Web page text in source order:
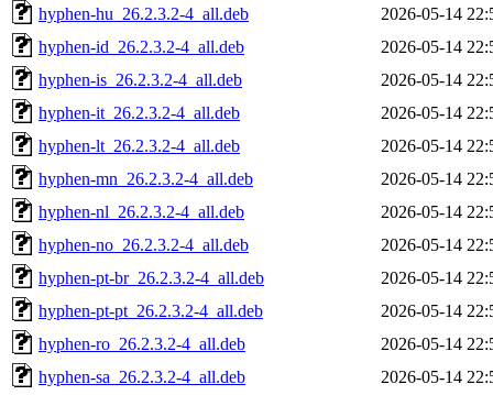
hyphen-hu_26.2.3.2-4_all.deb
2026-05-14
hyphen-id_26.2.3.2-4_all.deb
2026-05-14
hyphen-is_26.2.3.2-4_all.deb
2026-05-14
hyphen-it_26.2.3.2-4_all.deb
2026-05-14
hyphen-lt_26.2.3.2-4_all.deb
2026-05-14
hyphen-mn_26.2.3.2-4_all.deb
2026-05-14
hyphen-nl_26.2.3.2-4_all.deb
2026-05-14
hyphen-no_26.2.3.2-4_all.deb
2026-05-14
hyphen-pt-br_26.2.3.2-4_all.deb
2026-05-14
hyphen-pt-pt_26.2.3.2-4_all.deb
2026-05-14
hyphen-ro_26.2.3.2-4_all.deb
2026-05-14
hyphen-sa_26.2.3.2-4_all.deb
2026-05-14